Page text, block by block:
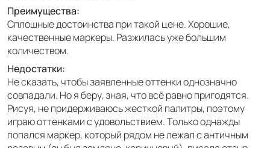
Преимущества:
Сплошные достоинства при такой цене. Хорошие,
качественные маркеры. Разжилась уже большим
количеством.
Недостатки:
Не сказать, чтобы заявленные оттенки однозначно
совпадали. Но я беру, зная, что всё равно пригодятся.
Рисуя, не придерживаюсь жесткой палитры, поэтому
играю оттенками с удовольствием. Только однажды
попался маркер, который рядом не лежал с античным